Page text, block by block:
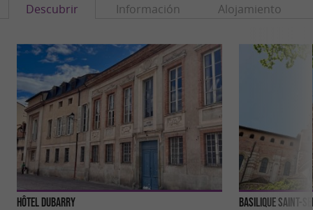
Descubrir Información Alojamiento
Hôtel Dubarry Basilique Saint-